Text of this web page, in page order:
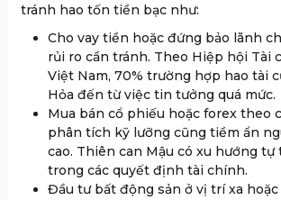
tránh hao tốn tiền bạc như:
Cho vay tiền hoặc đứng bảo lãnh
rủi ro cần tránh. Theo Hiệp hội Tài
Việt Nam, 70% trường hợp hao tài
Hỏa đến từ việc tin tưởng quá mức.
Mua bán cổ phiếu hoặc forex theo
phân tích kỹ lưỡng cũng tiềm ẩn
cao. Thiên can Mậu có xu hướng tự
trong các quyết định tài chính.
Đầu tư bất động sản ở vị trí xa